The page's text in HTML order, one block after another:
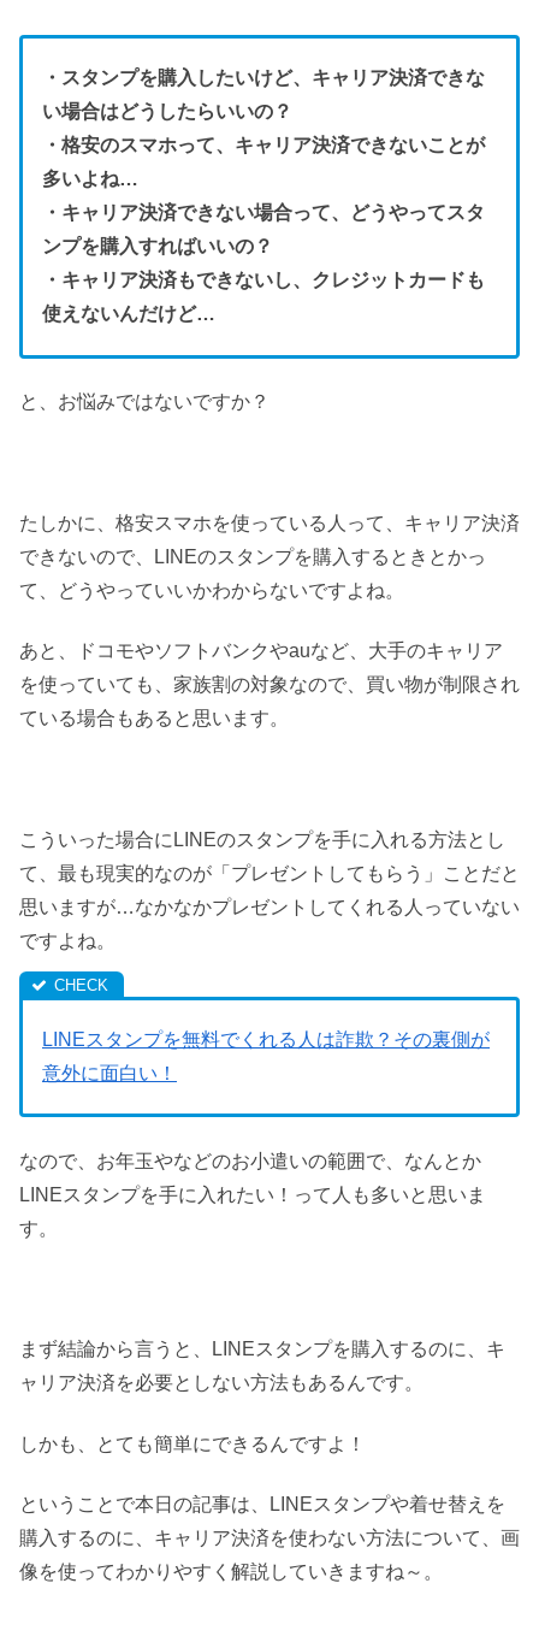
・スタンプを購入したいけど、キャリア決済できな
い場合はどうしたらいいの？
・格安のスマホって、キャリア決済できないことが
多いよね…
・キャリア決済できない場合って、どうやってスタ
ンプを購入すればいいの？
・キャリア決済もできないし、クレジットカードも
使えないんだけど…
と、お悩みではないですか？
たしかに、格安スマホを使っている人って、キャリア決済
できないので、LINEのスタンプを購入するときとかっ
て、どうやっていいかわからないですよね。
あと、ドコモやソフトバンクやauなど、大手のキャリア
を使っていても、家族割の対象なので、買い物が制限され
ている場合もあると思います。
こういった場合にLINEのスタンプを手に入れる方法とし
て、最も現実的なのが「プレゼントしてもらう」ことだと
思いますが…なかなかプレゼントしてくれる人っていない
ですよね。
LINEスタンプを無料でくれる人は詐欺？その裏側が
意外に面白い！
なので、お年玉やなどのお小遣いの範囲で、なんとか
LINEスタンプを手に入れたい！って人も多いと思いま
す。
まず結論から言うと、LINEスタンプを購入するのに、キ
ャリア決済を必要としない方法もあるんです。
しかも、とても簡単にできるんですよ！
ということで本日の記事は、LINEスタンプや着せ替えを
購入するのに、キャリア決済を使わない方法について、画
像を使ってわかりやすく解説していきますね～。